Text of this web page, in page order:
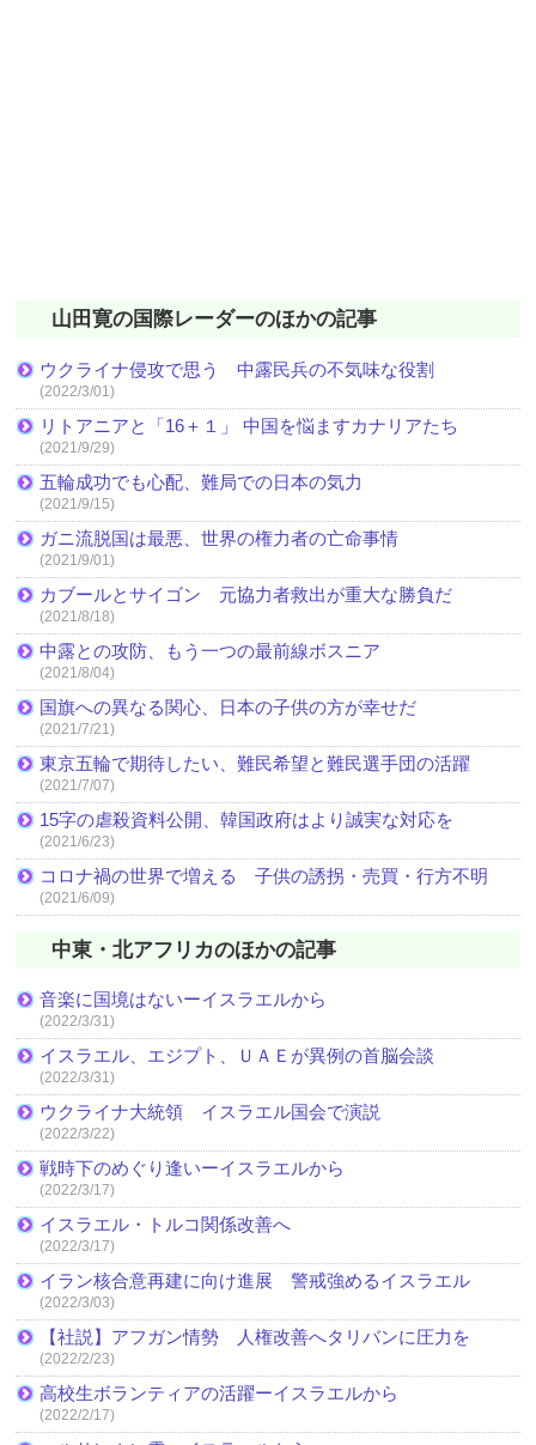
山田寛の国際レーダーのほかの記事
ウクライナ侵攻で思う 中露民兵の不気味な役割
(2022/3/01)
リトアニアと「16＋１」 中国を悩ますカナリアたち
(2021/9/29)
五輪成功でも心配、難局での日本の気力
(2021/9/15)
ガニ流脱国は最悪、世界の権力者の亡命事情
(2021/9/01)
カブールとサイゴン 元協力者救出が重大な勝負だ
(2021/8/18)
中露との攻防、もう一つの最前線ボスニア
(2021/8/04)
国旗への異なる関心、日本の子供の方が幸せだ
(2021/7/21)
東京五輪で期待したい、難民希望と難民選手団の活躍
(2021/7/07)
15字の虐殺資料公開、韓国政府はより誠実な対応を
(2021/6/23)
コロナ禍の世界で増える 子供の誘拐・売買・行方不明
(2021/6/09)
中東・北アフリカのほかの記事
音楽に国境はないーイスラエルから
(2022/3/31)
イスラエル、エジプト、ＵＡＥが異例の首脳会談
(2022/3/31)
ウクライナ大統領 イスラエル国会で演説
(2022/3/22)
戦時下のめぐり逢いーイスラエルから
(2022/3/17)
イスラエル・トルコ関係改善へ
(2022/3/17)
イラン核合意再建に向け進展 警戒強めるイスラエル
(2022/3/03)
【社説】アフガン情勢 人権改善へタリバンに圧力を
(2022/2/23)
高校生ボランティアの活躍ーイスラエルから
(2022/2/17)